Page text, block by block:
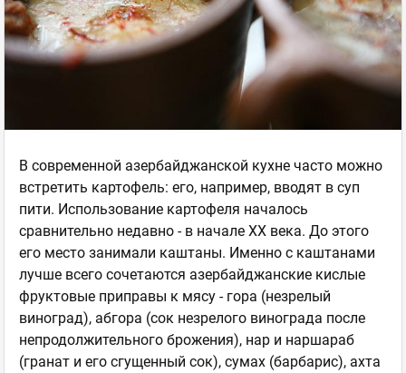
В современной азербайджанской кухне часто можно
встретить картофель: его, например, вводят в суп
пити. Использование картофеля началось
сравнительно недавно - в начале ХХ века. До этого
его место занимали каштаны. Именно с каштанами
лучше всего сочетаются азербайджанские кислые
фруктовые приправы к мясу - гора (незрелый
виноград), абгора (сок незрелого винограда после
непродолжительного брожения), нар и наршараб
(гранат и его сгущенный сок), сумах (барбарис), ахта